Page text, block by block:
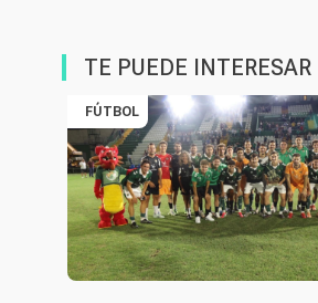
TE PUEDE INTERESAR
FÚTBOL